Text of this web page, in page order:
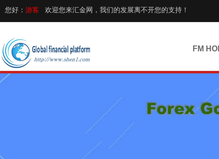
您好： 游客 欢迎您来汇金网，我们的发展离不开您的支持！
FM